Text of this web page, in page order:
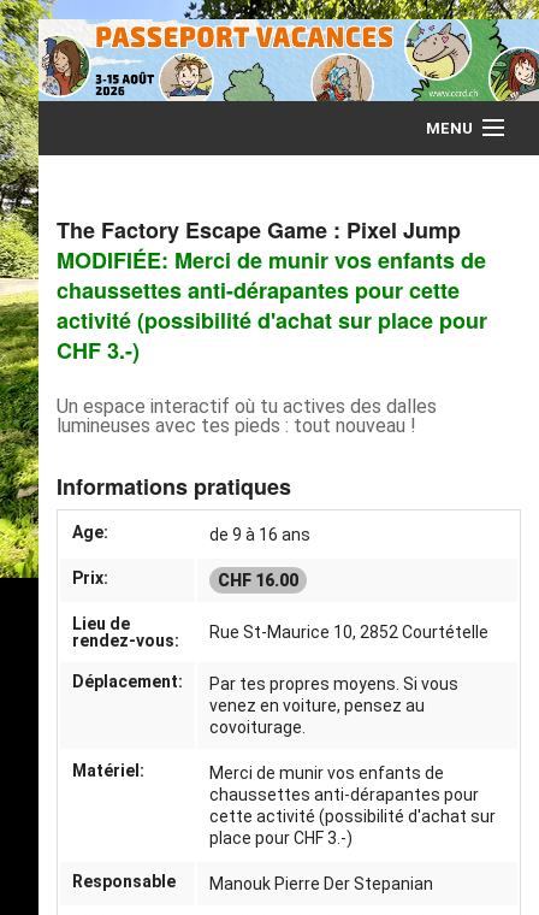
MENU
Infos
Programme
The Factory Escape Game : Pixel Jump
MODIFIÉE: Merci de munir vos enfants de
chaussettes anti-dérapantes pour cette
activité (possibilité d'achat sur place pour
CHF 3.-)
Un espace interactif où tu actives des dalles
lumineuses avec tes pieds : tout nouveau !
Informations pratiques
Age: de 9 à 16 ans
Prix: CHF 16.00
Lieu de
rendez-vous:
Rue St-Maurice 10, 2852 Courtételle
Déplacement:
Par tes propres moyens. Si vous
venez en voiture, pensez au
covoiturage.
Matériel:
Merci de munir vos enfants de
chaussettes anti-dérapantes pour
cette activité (possibilité d'achat sur
place pour CHF 3.-)
Responsable Manouk Pierre Der Stepanian